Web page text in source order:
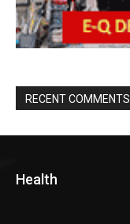
RECENT COMMENTS
Health